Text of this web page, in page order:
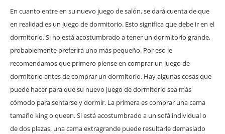
En cuanto entre en su nuevo juego de salón, se dará cuenta de que
en realidad es un juego de dormitorio. Esto significa que debe ir en el
dormitorio. Si no está acostumbrado a tener un dormitorio grande,
probablemente preferirá uno más pequeño. Por eso le
recomendamos que primero piense en comprar un juego de
dormitorio antes de comprar un dormitorio. Hay algunas cosas que
puede hacer para que su nuevo juego de dormitorio sea más
cómodo para sentarse y dormir. La primera es comprar una cama
tamaño king o queen. Si está acostumbrado a un sofá individual o
de dos plazas, una cama extragrande puede resultarle demasiado